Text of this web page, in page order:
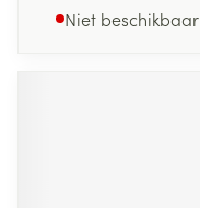
Niet beschikbaar